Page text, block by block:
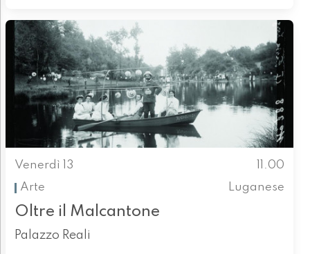
Venerdì 13
11.00
Arte
Luganese
Oltre il Malcantone
Palazzo Reali